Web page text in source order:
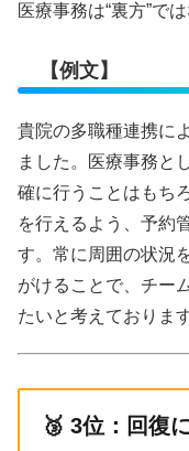
医療事務は“裏方”では
【例文】
貴院の多職種連携に
ました。医療事務と
確に行うことはもち
を行えるよう、予約
す。常に周囲の状況
がけることで、チー
たいと考えております
🥉 3位：回復